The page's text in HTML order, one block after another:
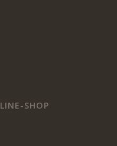
SHOP